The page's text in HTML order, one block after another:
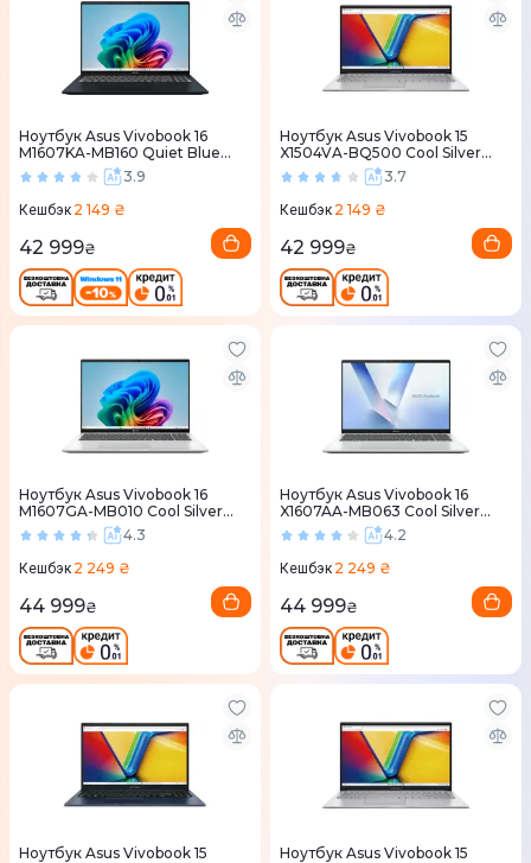
Ноутбук Asus Vivobook 16
M1607KA-MB160 Quiet Blue
(90NB15F1-M00AU0)
3.9
Кешбэк 2 149 ₴
42 999₴
Ноутбук Asus Vivobook 15
X1504VA-BQ500 Cool Silver
(90NB10J2-M00PJ0)
3.7
Кешбэк 2 149 ₴
42 999₴
Ноутбук Asus Vivobook 16
M1607GA-MB010 Cool Silver
(90NB16Z2-M000B0)
4.3
Кешбэк 2 249 ₴
44 999₴
Ноутбук Asus Vivobook 16
X1607AA-MB063 Cool Silver
(90NB1722-M004S0)
4.2
Кешбэк 2 249 ₴
44 999₴
Ноутбук Asus Vivobook 15
Ноутбук Asus Vivobook 15